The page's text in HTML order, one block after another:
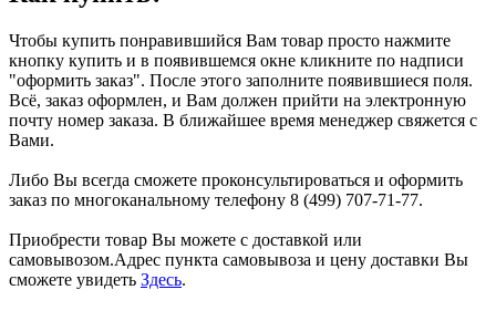
Чтобы купить понравившийся Вам товар просто нажмите
кнопку купить и в появившемся окне кликните по надписи
"оформить заказ". После этого заполните появившиеся поля.
Всё, заказ оформлен, и Вам должен прийти на электронную
почту номер заказа. В ближайшее время менеджер свяжется с
Вами.
Либо Вы всегда сможете проконсультироваться и оформить
заказ по многоканальному телефону 8 (499) 707-71-77.
Приобрести товар Вы можете с доставкой или
самовывозом.Адрес пункта самовывоза и цену доставки Вы
сможете увидеть Здесь.